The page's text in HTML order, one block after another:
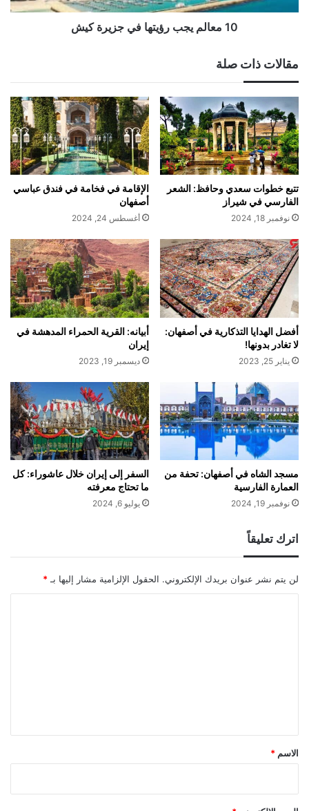
10 معالم يجب رؤيتها في جزيرة كيش
مقالات ذات صلة
تتبع خطوات سعدي وحافظ: الشعر
الفارسي في شيراز
نوفمبر 18, 2024
الإقامة في فخامة في فندق عباسي
أصفهان
أغسطس 24, 2024
أفضل الهدايا التذكارية في أصفهان:
لا تغادر بدونها!
يناير 25, 2023
أبيانه: القرية الحمراء المدهشة في
إيران
ديسمبر 19, 2023
مسجد الشاه في أصفهان: تحفة من
العمارة الفارسية
نوفمبر 19, 2024
السفر إلى إيران خلال عاشوراء: كل
ما تحتاج معرفته
يوليو 6, 2024
اترك تعليقاً
لن يتم نشر عنوان بريدك الإلكتروني. الحقول الإلزامية مشار إليها بـ *
*
الاسم *